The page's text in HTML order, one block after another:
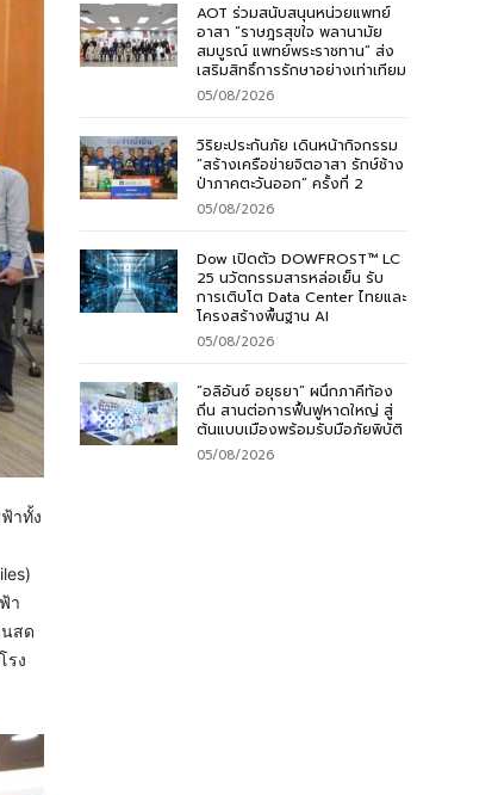
าทั้ง
า
นสด
รง
AOT ร่วมสนับสนุนหน่วยแพทย์
อาสา “ราษฎรสุขใจ พลานามัย
สมบูรณ์ แพทย์พระราชทาน” ส่ง
เสริมสิทธิ์การรักษาอย่างเท่าเทียม
05/08/2026
วิริยะประกันภัย เดินหน้ากิจกรรม
“สร้างเครือข่ายจิตอาสา รักษ์ช้าง
ป่าภาคตะวันออก” ครั้งที่ 2
05/08/2026
Dow เปิดตัว DOWFROST™ LC
25 นวัตกรรมสารหล่อเย็น รับ
การเติบโต Data Center ไทยและ
โครงสร้างพื้นฐาน AI
05/08/2026
“อลิอันซ์ อยุธยา” ผนึกภาคีท้อง
ถิ่น สานต่อการฟื้นฟูหาดใหญ่ สู่
ต้นแบบเมืองพร้อมรับมือภัยพิบัติ
05/08/2026